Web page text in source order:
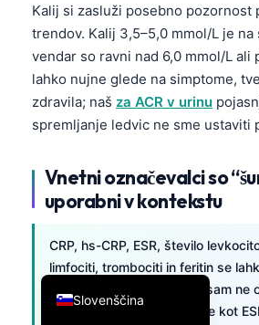
Kalij si zasluži posebno pozornost
trendov. Kalij 3,5–5,0 mmol/L je
vendar so ravni nad 6,0 mmol/L ali
lahko nujne glede na simptome,
zdravila; naš za ACR v urinu
spremljanje ledvic ne sme ustaviti
Vnetni označevalci so
uporabni v kontekstu
CRP, hs-CRP, ESR, število
limfociti, trombociti in feritin se
vnetjem, vendar nobeden sam ne
CRP narašča in pada hitreje kot
Slovenščina
English
Deutsch
العربية
Français
Italiano
Español
Português
Ελληνικά